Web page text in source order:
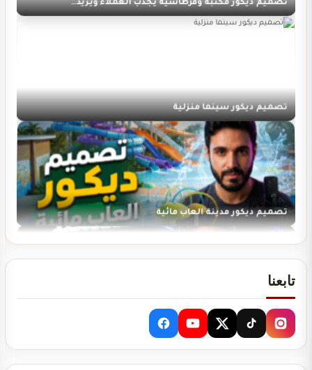
تصميم ديكور سينما منزلية
تصميم ديكور مدينة العاب مائية
تصميم ديكور نادي رياضي GYM
تابعنا